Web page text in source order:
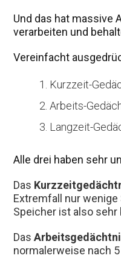
Und das hat massive
verarbeiten und
Vereinfacht
Kurzzeit-
Arbeits-
Langzeit-
Alle drei haben sehr
Das
Extremfall nur
Speicher ist also sehr
Das
normalerweise nach